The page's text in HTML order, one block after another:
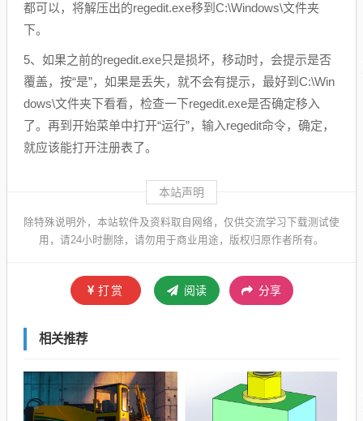
都可以，将解压出的regedit.exe移到C:\Windows\文件夹
下。
5、如果之前的regedit.exe只是损坏，移动时，会提示是否
覆盖，按“是”，如果是丢失，就不会有提示，最好到C:\Win
dows\文件夹下看看，检查一下regedit.exe是否确定移入
了。再到开始菜单中打开“运行”，输入regedit命令，确定，
就应该能打开注册表了。
本站声明
除特殊说明外，本站软件及资料取自网络，仅供交流学习下载测试使
用，请24小时删除，请勿用于商业用途，版权归原作者所有。
打赏 阅读 分享
相关推荐